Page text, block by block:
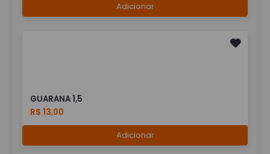
Adicionar
GUARANA 1,5
R$ 13,00
Adicionar